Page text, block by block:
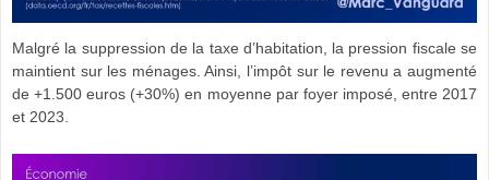
Malgré la suppression de la taxe d’habitation, la pression fiscale se
maintient sur les ménages. Ainsi, l’impôt sur le revenu a augmenté
de +1.500 euros (+30%) en moyenne par foyer imposé, entre 2017
et 2023.